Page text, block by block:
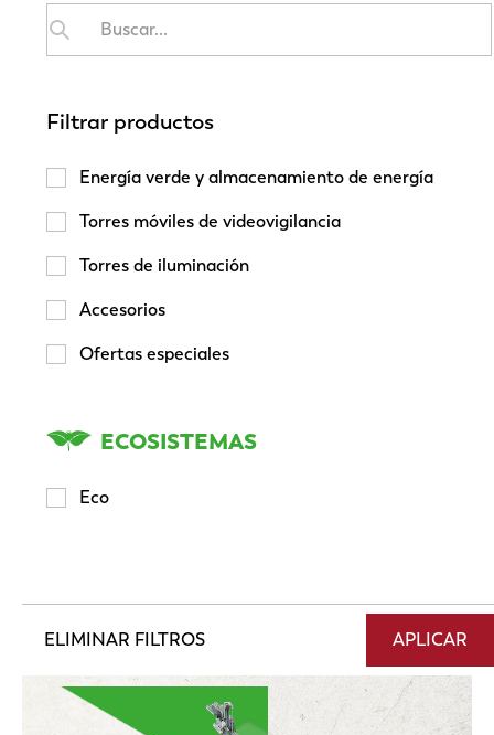
Filtrar productos
Energía verde y almacenamiento de energía
Torres móviles de videovigilancia
Torres de iluminación
Accesorios
Ofertas especiales
ECOSISTEMAS
Eco
ELIMINAR FILTROS
STALICO® Detect
vigilancia de pequeñas obras, eventos y
altura.
ECO